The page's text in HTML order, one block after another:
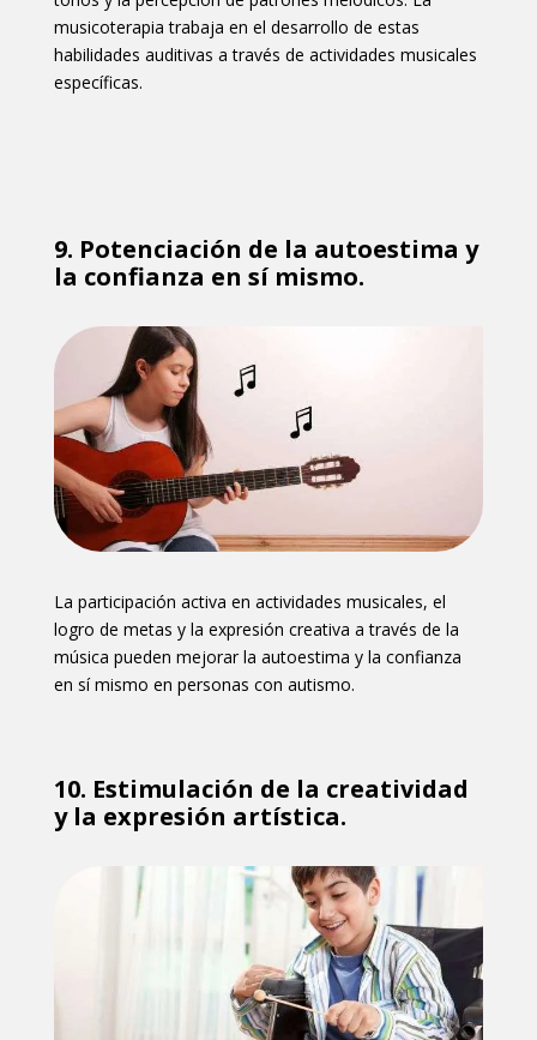
musicoterapia trabaja en el desarrollo de estas
habilidades auditivas a través de actividades musicales
específicas.
9. Potenciación de la autoestima y
la confianza en sí mismo.
La participación activa en actividades musicales, el
logro de metas y la expresión creativa a través de la
música pueden mejorar la autoestima y la confianza
en sí mismo en personas con autismo.
10. Estimulación de la creatividad
y la expresión artística.